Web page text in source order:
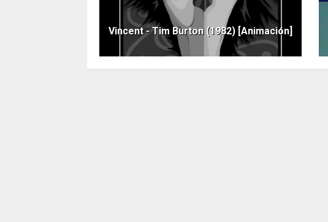
Vincent - Tim Burton (1982) [Animación]